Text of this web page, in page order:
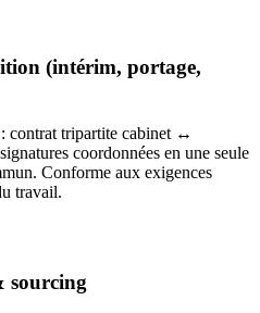
(intérim, portage,
contrat tripartite cabinet ↔
coordonnées en une seule
Conforme aux exigences
travail.
sourcing